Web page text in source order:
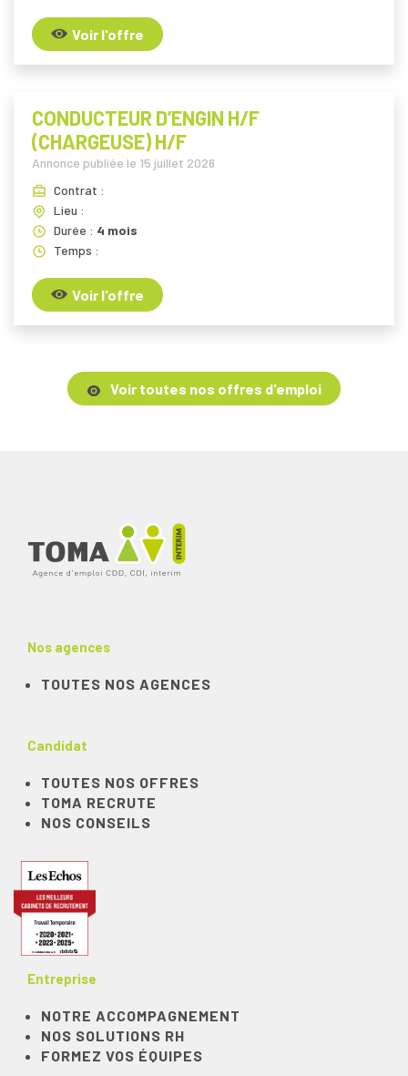
Voir l'offre
CONDUCTEUR D’ENGIN H/F
(CHARGEUSE) H/F
Annonce publiée le 15 juillet 2026
Contrat :
Lieu :
Durée : 4 mois
Temps :
Voir l'offre
Voir toutes nos offres d'emploi
Nos agences
TOUTES NOS AGENCES
Candidat
TOUTES NOS OFFRES
TOMA RECRUTE
NOS CONSEILS
Entreprise
NOTRE ACCOMPAGNEMENT
NOS SOLUTIONS RH
FORMEZ VOS ÉQUIPES